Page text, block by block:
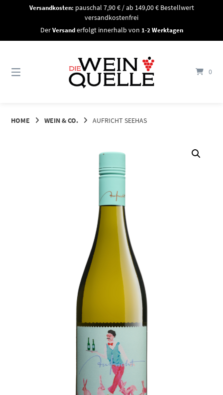
Versandkosten: pauschal 7,90 € / ab 149,00 € Bestellwert
versandkostenfrei
DerVersanderfolgt innerhalb von 1-2 Werktagen
0
HOME WEIN & CO. AUFRICHT SEEHAS